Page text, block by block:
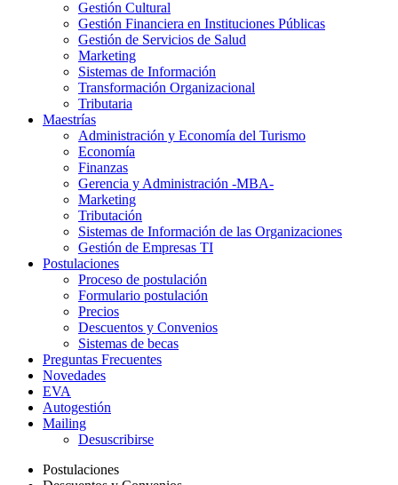
Gestión Cultural
Gestión Financiera en Instituciones Públicas
Gestión de Servicios de Salud
Marketing
Sistemas de Información
Transformación Organizacional
Tributaria
Maestrías
Administración y Economía del Turismo
Economía
Finanzas
Gerencia y Administración -MBA-
Marketing
Tributación
Sistemas de Información de las Organizaciones
Gestión de Empresas TI
Postulaciones
Proceso de postulación
Formulario postulación
Precios
Descuentos y Convenios
Sistemas de becas
Preguntas Frecuentes
Novedades
EVA
Autogestión
Mailing
Desuscribirse
Postulaciones